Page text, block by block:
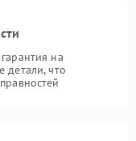
на
детали, что